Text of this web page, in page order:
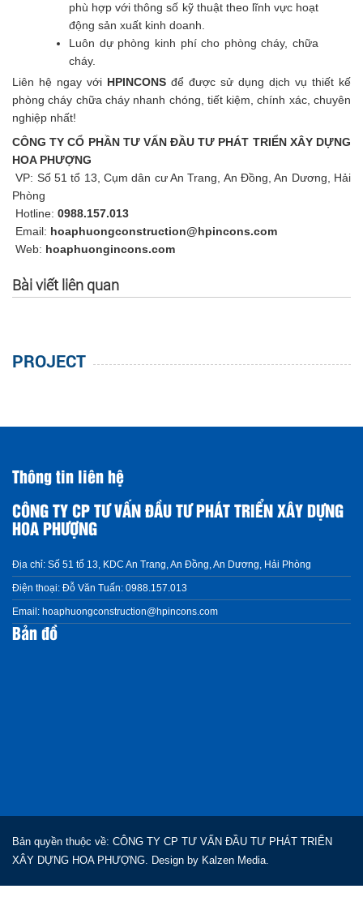
phù hợp với thông số kỹ thuật theo lĩnh vực hoạt
động sản xuất kinh doanh.
Luôn dự phòng kinh phí cho phòng cháy, chữa
cháy.
Liên hệ ngay với HPINCONS để được sử dụng dịch vụ thiết kế
phòng cháy chữa cháy nhanh chóng, tiết kiệm, chính xác, chuyên
nghiệp nhất!
CÔNG TY CỔ PHẦN TƯ VẤN ĐẦU TƯ PHÁT TRIỂN XÂY DỰNG
HOA PHƯỢNG
VP: Số 51 tổ 13, Cụm dân cư An Trang, An Đồng, An Dương, Hải
Phòng
Hotline: 0988.157.013
Email: hoaphuongconstruction@hpincons.com
Web: hoaphuongincons.com
Bài viết liên quan
PROJECT
Thông tin liên hệ
CÔNG TY CP TƯ VẤN ĐẦU TƯ PHÁT TRIỂN XÂY DỰNG
HOA PHƯỢNG
Địa chỉ: Số 51 tổ 13, KDC An Trang, An Đồng, An Dương, Hải Phòng
Điện thoại: Đỗ Văn Tuấn: 0988.157.013
Email: hoaphuongconstruction@hpincons.com
Bản đồ
Bản quyền thuộc về: CÔNG TY CP TƯ VẤN ĐẦU TƯ PHÁT TRIỂN
XÂY DỰNG HOA PHƯỢNG. Design by Kalzen Media.